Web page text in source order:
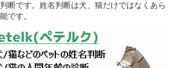
断です。姓名判断は犬、猫だけではなくあら
です。